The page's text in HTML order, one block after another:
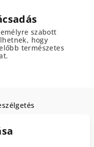
szabott
hogy
természetes